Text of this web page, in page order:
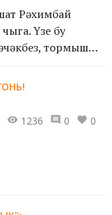
Рәхимбай
Үзе бу
тормыш
1236 0 0